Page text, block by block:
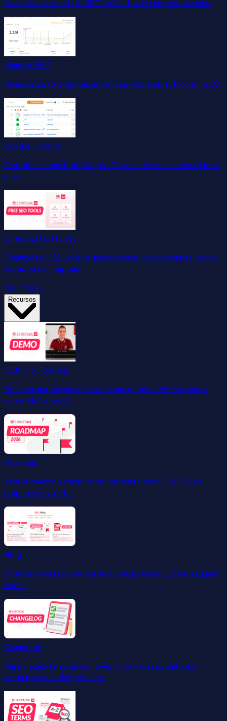
Analitza els resultats SEO de les teves implementacions.
Monitor SEO
Monitoritza tots els canvis del teu web amb el Monitor SEO.
Google Discover
Controla el trànsit de Google Discover en un dashboard fet a
mida.
Eines SEO gratuïtes
Enganxa un URL i obtén una resposta. Sense compte, sense
correu, sense pop-ups.
MCPPreus
Recursos
DEMO & Formació
Reserva una trucada per veure una demo o rebre formació
sobre SEOcrawl AI.
Roadmap
Mira el roadmap complet del producte per al 2026 i les
properes novetats.
Blog
Notícies i recursos per portar el teu projecte SEO al següent
nivell.
Changelog
Mantingues-te al dia de noves funcionalitats, millores i
actualitzacions del producte.